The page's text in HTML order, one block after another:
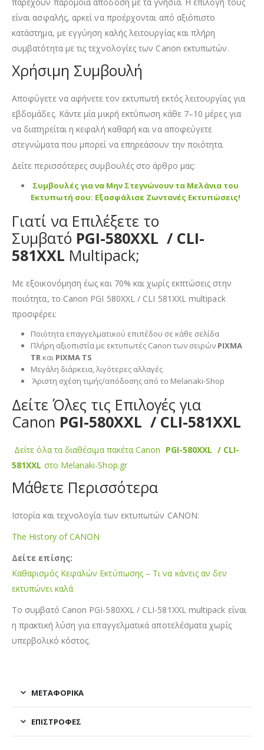
είναι ασφαλής, αρκεί να προέρχονται από αξιόπιστο
κατάστημα, με εγγύηση καλής λειτουργίας και πλήρη
συμβατότητα με τις τεχνολογίες των Canon εκτυπωτών.
Χρήσιμη Συμβουλή
Αποφύγετε να αφήνετε τον εκτυπωτή εκτός λειτουργίας για
εβδομάδες. Κάντε μία μικρή εκτύπωση κάθε 7–10 μέρες για
να διατηρείται η κεφαλή καθαρή και να αποφεύγετε
στεγνώματα που μπορεί να επηρεάσουν την ποιότητα.
Δείτε περισσότερες συμβουλές στο άρθρο μας:
Συμβουλές για να Μην Στεγνώνουν τα Μελάνια του
Εκτυπωτή σου: Εξασφάλισε Ζωντανές Εκτυπώσεις!
Γιατί να Επιλέξετε το
Συμβατό PGI-580XXL / CLI-
581XXL Multipack;
Με εξοικονόμηση έως και 70% και χωρίς εκπτώσεις στην
ποιότητα, το Canon PGI 580XXL / CLI 581XXL multipack
προσφέρει:
Ποιότητα επαγγελματικού επιπέδου σε κάθε σελίδα
Πλήρη αξιοπιστία με εκτυπωτές Canon των σειρών PIXMA
TR και PIXMA TS
Μεγάλη διάρκεια, λιγότερες αλλαγές
Άριστη σχέση τιμής/απόδοσης από το Melanaki-Shop
Δείτε Όλες τις Επιλογές για
Canon PGI-580XXL / CLI-581XXL
Δείτε όλα τα διαθέσιμα πακέτα Canon PGI-580XXL / CLI-
581XXL στο Melanaki-Shop.gr
Μάθετε Περισσότερα
Ιστορία και τεχνολογία των εκτυπωτών CANON:
The History of CANON
Δείτε επίσης:
Καθαρισμός Κεφαλών Εκτύπωσης – Τι να κάνεις αν δεν
εκτυπώνει καλά
Το συμβατό Canon PGI-580XXL / CLI-581XXL multipack είναι
η πρακτική λύση για επαγγελματικά αποτελέσματα χωρίς
υπερβολικό κόστος.
ΜΕΤΑΦΟΡΙΚΆ
ΕΠΙΣΤΡΟΦΈΣ